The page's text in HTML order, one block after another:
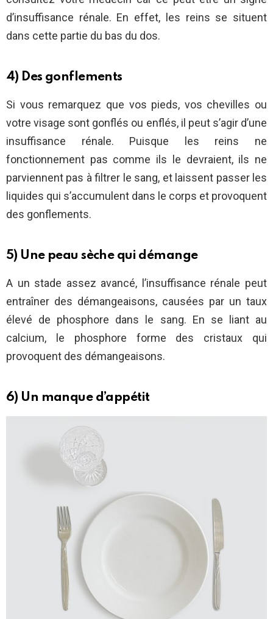
d’insuffisance rénale. En effet, les reins se situent
dans cette partie du bas du dos.
4) Des gonflements
Si vous remarquez que vos pieds, vos chevilles ou
votre visage sont gonflés ou enflés, il peut s’agir d’une
insuffisance rénale. Puisque les reins ne
fonctionnement pas comme ils le devraient, ils ne
parviennent pas à filtrer le sang, et laissent passer les
liquides qui s’accumulent dans le corps et provoquent
des gonflements.
5) Une peau sèche qui démange
A un stade assez avancé, l’insuffisance rénale peut
entraîner des démangeaisons, causées par un taux
élevé de phosphore dans le sang. En se liant au
calcium, le phosphore forme des cristaux qui
provoquent des démangeaisons.
6) Un manque d’appétit